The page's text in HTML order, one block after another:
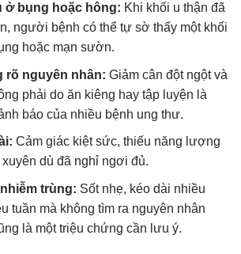
ở bụng hoặc hông: Khi khối u thận đã
người bệnh có thể tự sờ thấy một khối
hoặc mạn sườn.
rõ nguyên nhân: Giảm cân đột ngột và
phải do ăn kiêng hay tập luyện là
báo của nhiều bệnh ung thư.
Cảm giác kiệt sức, thiếu năng lượng
dù đã nghỉ ngơi đủ.
trùng: Sốt nhẹ, kéo dài nhiều
tuần mà không tìm ra nguyên nhân
là một triệu chứng cần lưu ý.